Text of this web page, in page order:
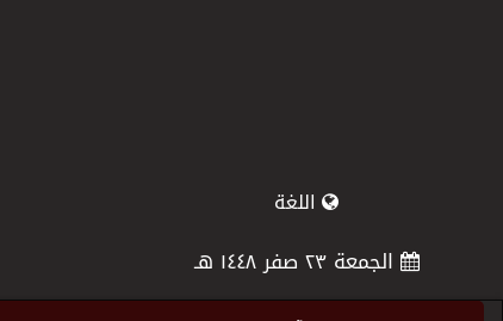
اللغة
الجمعة ٢٣ صفر ١٤٤٨ هـ